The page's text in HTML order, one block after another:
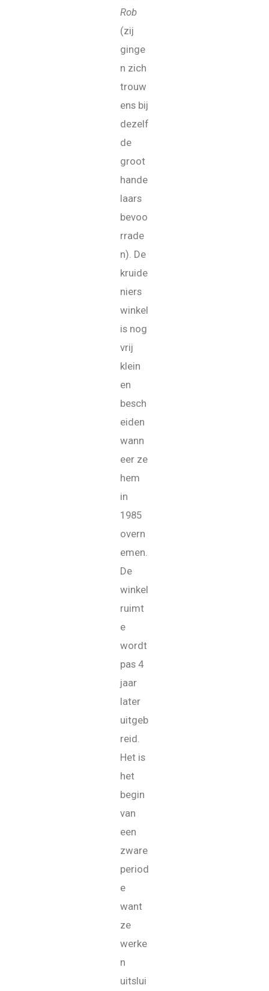
Rob
(zij
ginge
n zich
trouw
ens bij
dezelf
de
groot
hande
laars
bevoo
rrade
n). De
kruide
niers
winkel
is nog
vrij
klein
en
besch
eiden
wann
eer ze
hem
in
1985
overn
emen.
De
winkel
ruimt
e
wordt
pas 4
jaar
later
uitgeb
reid.
Het is
het
begin
van
een
zware
period
e
want
ze
werke
n
uitslui